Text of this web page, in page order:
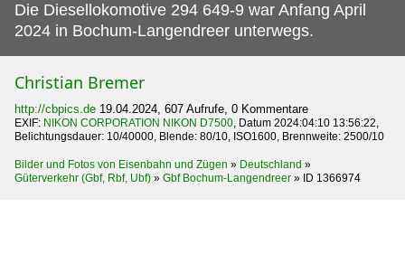
Die Diesellokomotive 294 649-9 war Anfang April
2024 in Bochum-Langendreer unterwegs.
Christian Bremer
http://cbpics.de 19.04.2024, 607 Aufrufe, 0 Kommentare
EXIF: NIKON CORPORATION NIKON D7500, Datum 2024:04:10 13:56:22,
Belichtungsdauer: 10/40000, Blende: 80/10, ISO1600, Brennweite: 2500/10
Bilder und Fotos von Eisenbahn und Zügen » Deutschland »
Güterverkehr (Gbf, Rbf, Ubf) » Gbf Bochum-Langendreer » ID 1366974